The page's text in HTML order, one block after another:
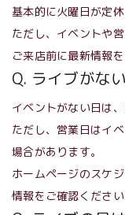
基本的に火曜日が定休
ただし、イベントや
ご来店前に最新情報
Q. ライブがな
イベントがない日は
ただし、営業日はイ
場合があります。
ホームページのスケ
情報をご確認ください